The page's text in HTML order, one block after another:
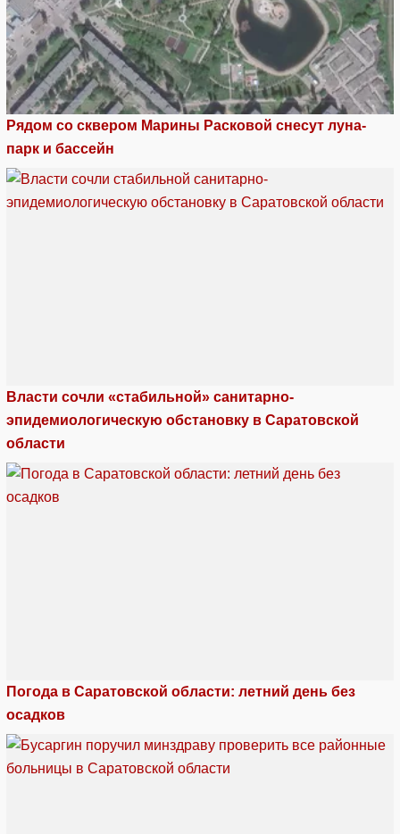
Рядом со сквером Марины Расковой снесут луна-
парк и бассейн
Власти сочли «стабильной» санитарно-
эпидемиологическую обстановку в Саратовской
области
Погода в Саратовской области: летний день без
осадков